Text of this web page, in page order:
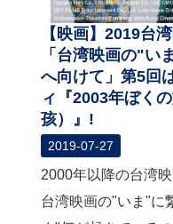
【映画】2019台
「台湾映画の"い
へ向けて」第5回
ィ『2003年ぼく
孩）』!
2019-07-27
2000年以降の台湾
台湾映画の"いま"に